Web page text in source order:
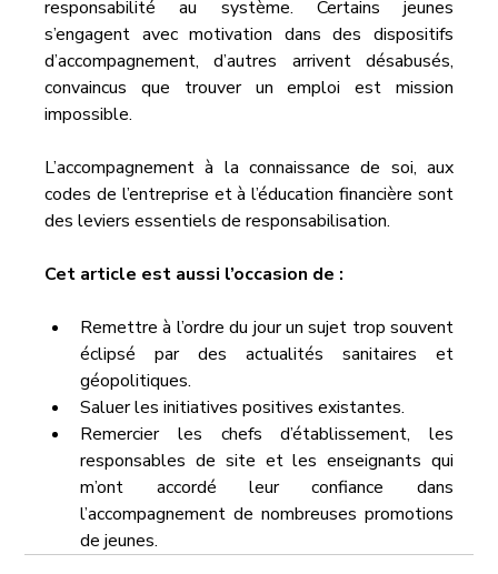
responsabilité au système. Certains jeunes
s’engagent avec motivation dans des dispositifs
d’accompagnement, d’autres arrivent désabusés,
convaincus que trouver un emploi est mission
impossible.
L’accompagnement à la connaissance de soi, aux
codes de l’entreprise et à l’éducation financière sont
des leviers essentiels de responsabilisation.
Cet article est aussi l’occasion de :
Remettre à l’ordre du jour un sujet trop souvent
éclipsé par des actualités sanitaires et
géopolitiques.
Saluer les initiatives positives existantes.
Remercier les chefs d’établissement, les
responsables de site et les enseignants qui
m’ont accordé leur confiance dans
l’accompagnement de nombreuses promotions
de jeunes.